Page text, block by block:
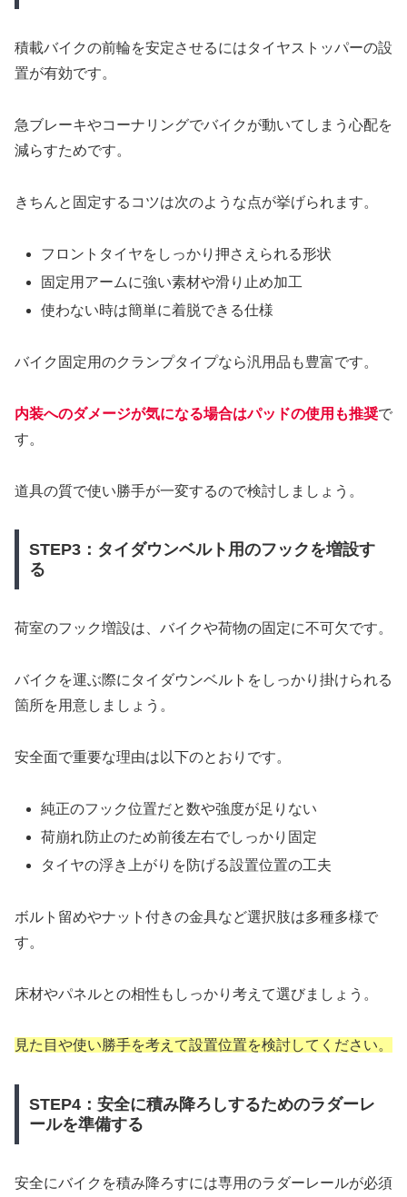
積載バイクの前輪を安定させるにはタイヤストッパーの設
置が有効です。
急ブレーキやコーナリングでバイクが動いてしまう心配を
減らすためです。
きちんと固定するコツは次のような点が挙げられます。
フロントタイヤをしっかり押さえられる形状
固定用アームに強い素材や滑り止め加工
使わない時は簡単に着脱できる仕様
バイク固定用のクランプタイプなら汎用品も豊富です。
内装へのダメージが気になる場合はパッドの使用も推奨で
す。
道具の質で使い勝手が一変するので検討しましょう。
STEP3：タイダウンベルト用のフックを増設す
る
荷室のフック増設は、バイクや荷物の固定に不可欠です。
バイクを運ぶ際にタイダウンベルトをしっかり掛けられる
箇所を用意しましょう。
安全面で重要な理由は以下のとおりです。
純正のフック位置だと数や強度が足りない
荷崩れ防止のため前後左右でしっかり固定
タイヤの浮き上がりを防げる設置位置の工夫
ボルト留めやナット付きの金具など選択肢は多種多様で
す。
床材やパネルとの相性もしっかり考えて選びましょう。
見た目や使い勝手を考えて設置位置を検討してください。
STEP4：安全に積み降ろしするためのラダーレ
ールを準備する
安全にバイクを積み降ろすには専用のラダーレールが必須